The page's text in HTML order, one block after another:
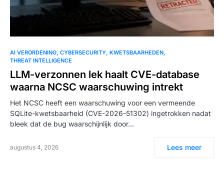
AI VERORDENING CYBERSECURITY KWETSBAARHEDEN
THREAT INTELLIGENCE
LLM-verzonnen lek haalt CVE-database
waarna NCSC waarschuwing intrekt
Het NCSC heeft een waarschuwing voor een vermeende
SQLite-kwetsbaarheid (CVE-2026-51302) ingetrokken nadat
bleek dat de bug waarschijnlijk door…
augustus 4, 2026 Lees meer